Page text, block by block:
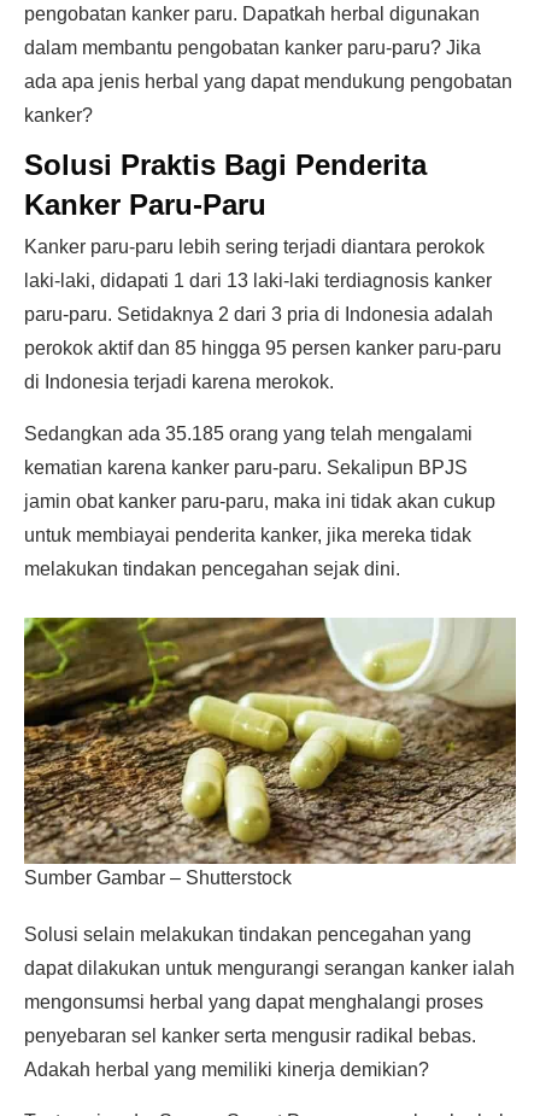
pengobatan kanker paru. Dapatkah herbal digunakan
dalam membantu pengobatan kanker paru-paru? Jika
ada apa jenis herbal yang dapat mendukung pengobatan
kanker?
Solusi Praktis Bagi Penderita
Kanker Paru-Paru
Kanker paru-paru lebih sering terjadi diantara perokok
laki-laki, didapati 1 dari 13 laki-laki terdiagnosis kanker
paru-paru. Setidaknya 2 dari 3 pria di Indonesia adalah
perokok aktif dan 85 hingga 95 persen kanker paru-paru
di Indonesia terjadi karena merokok.
Sedangkan ada 35.185 orang yang telah mengalami
kematian karena kanker paru-paru. Sekalipun BPJS
jamin obat kanker paru-paru, maka ini tidak akan cukup
untuk membiayai penderita kanker, jika mereka tidak
melakukan tindakan pencegahan sejak dini.
Sumber Gambar – Shutterstock
Solusi selain melakukan tindakan pencegahan yang
dapat dilakukan untuk mengurangi serangan kanker ialah
mengonsumsi herbal yang dapat menghalangi proses
penyebaran sel kanker serta mengusir radikal bebas.
Adakah herbal yang memiliki kinerja demikian?